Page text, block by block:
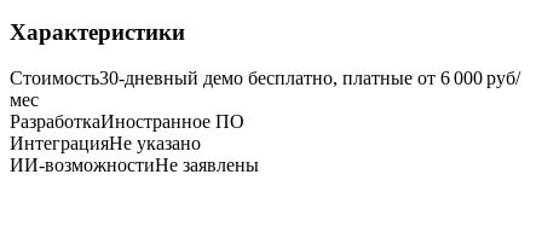
Характеристики
Стоимость30‑дневный демо бесплатно, платные от 6 000 руб/
мес
РазработкаИностранное ПО
ИнтеграцияНе указано
ИИ-возможностиНе заявлены